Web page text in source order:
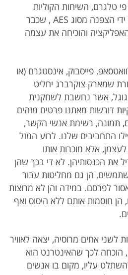
טלגרם, השיחות הקוליות
מוצפנות מקצה לקצה על ידי הצפנה מסוג AES , שכבר
והוכיחה את עצמה
פייסבוק, אינסטגרם (או
שמארק צוקרברג יחליט
אשר נחשבת לשחקנית
דורשות מאתנו פרטים מזהים
תמונה, רשימת אנשי הקשר,
התחביבים שלנו. לרוע המזל
אלא מוכרות אותו
את הכנסותיהן. לא די בכך שהן
הן גם מחליטות עבור
לפרסם. במידה והן לא מרוצות
הן חוסמות אותם ללא היסוס ואף
לשני אחים מרוסיה, יצאה לאוויר
הוכחה לכך שהאינטרנט הוא
עליו, מקום בו אנשים